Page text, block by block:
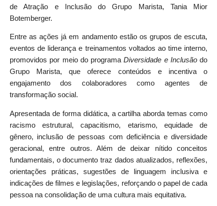
de Atração e Inclusão do Grupo Marista, Tania Mior
Botemberger.
Entre as ações já em andamento estão os grupos de escuta,
eventos de liderança e treinamentos voltados ao time interno,
promovidos por meio do programaDiversidade e Inclusãodo
Grupo Marista, que oferece conteúdos e incentiva o
engajamento dos colaboradores como agentes de
transformação social.
Apresentada de forma didática, a cartilha aborda temas como
racismo estrutural, capacitismo, etarismo, equidade de
gênero, inclusão de pessoas com deficiência e diversidade
geracional, entre outros. Além de deixar nítido conceitos
fundamentais, o documento traz dados atualizados, reflexões,
orientações práticas, sugestões de linguagem inclusiva e
indicações de filmes e legislações, reforçando o papel de cada
pessoa na consolidação de uma cultura mais equitativa.